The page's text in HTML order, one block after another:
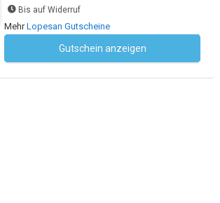
Bis auf Widerruf
MehrLopesan Gutscheine
Gutschein anzeigen